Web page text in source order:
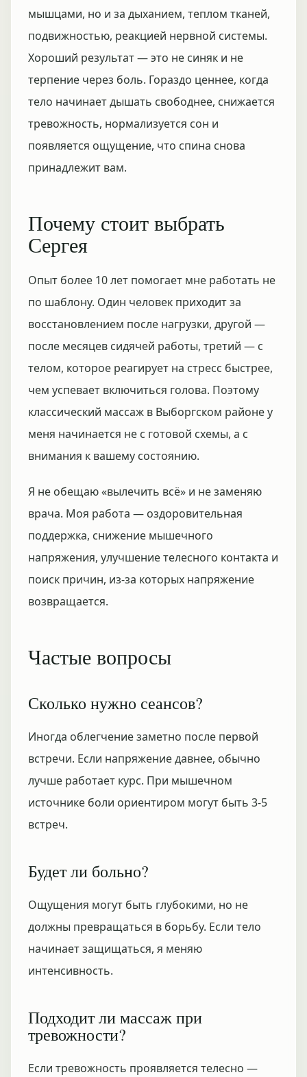
мышцами, но и за дыханием, теплом тканей,
подвижностью, реакцией нервной системы.
Хороший результат — это не синяк и не
терпение через боль. Гораздо ценнее, когда
тело начинает дышать свободнее, снижается
тревожность, нормализуется сон и
появляется ощущение, что спина снова
принадлежит вам.
Почему стоит выбрать
Сергея
Опыт более 10 лет помогает мне работать не
по шаблону. Один человек приходит за
восстановлением после нагрузки, другой —
после месяцев сидячей работы, третий — с
телом, которое реагирует на стресс быстрее,
чем успевает включиться голова. Поэтому
классический массаж в Выборгском районе у
меня начинается не с готовой схемы, а с
внимания к вашему состоянию.
Я не обещаю «вылечить всё» и не заменяю
врача. Моя работа — оздоровительная
поддержка, снижение мышечного
напряжения, улучшение телесного контакта и
поиск причин, из-за которых напряжение
возвращается.
Частые вопросы
Сколько нужно сеансов?
Иногда облегчение заметно после первой
встречи. Если напряжение давнее, обычно
лучше работает курс. При мышечном
источнике боли ориентиром могут быть 3-5
встреч.
Будет ли больно?
Ощущения могут быть глубокими, но не
должны превращаться в борьбу. Если тело
начинает защищаться, я меняю
интенсивность.
Подходит ли массаж при
тревожности?
Если тревожность проявляется телесно —